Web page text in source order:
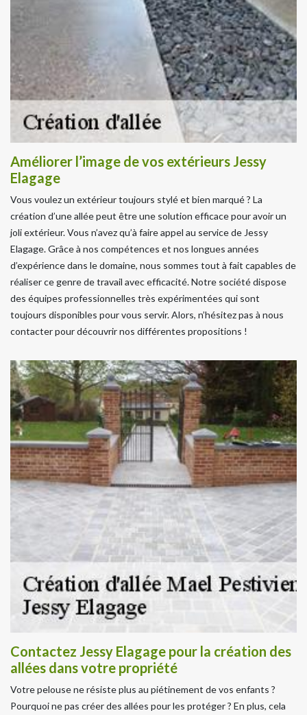
Améliorer l’image de vos extérieurs Jessy
Elagage
Vous voulez un extérieur toujours stylé et bien marqué ? La
création d’une allée peut être une solution efficace pour avoir un
joli extérieur. Vous n’avez qu’à faire appel au service de Jessy
Elagage. Grâce à nos compétences et nos longues années
d’expérience dans le domaine, nous sommes tout à fait capables de
réaliser ce genre de travail avec efficacité. Notre société dispose
des équipes professionnelles très expérimentées qui sont
toujours disponibles pour vous servir. Alors, n’hésitez pas à nous
contacter pour découvrir nos différentes propositions !
Contactez Jessy Elagage pour la création des
allées dans votre propriété
Votre pelouse ne résiste plus au piétinement de vos enfants ?
Pourquoi ne pas créer des allées pour les protéger ? En plus, cela